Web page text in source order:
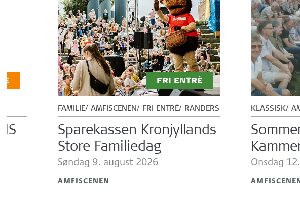
FRI ENTRÉ
FAMILIE AMFISCENEN FRI ENTRÉ RANDERS FESTUGE
Sparekassen Kronjyllands
Store Familiedag
Søndag 9. august 2026
AMFISCENEN
KLASSISK
Onsdag 12.